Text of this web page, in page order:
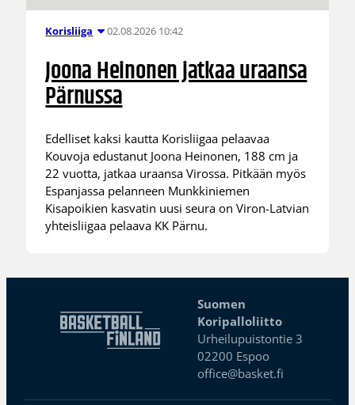
Korisliiga 02.08.2026 10:42
Joona Heinonen jatkaa uraansa
Pärnussa
Edelliset kaksi kautta Korisliigaa pelaavaa
Kouvoja edustanut Joona Heinonen, 188 cm ja
22 vuotta, jatkaa uraansa Virossa. Pitkään myös
Espanjassa pelanneen Munkkiniemen
Kisapoikien kasvatin uusi seura on Viron-Latvian
yhteisliigaa pelaava KK Pärnu.
Suomen
Koripalloliitto
Urheilupuistontie 3
02200 Espoo
office@basket.fi